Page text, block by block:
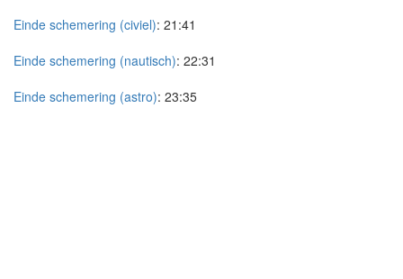
Einde schemering (civiel): 21:41
Einde schemering (nautisch): 22:31
Einde schemering (astro): 23:35